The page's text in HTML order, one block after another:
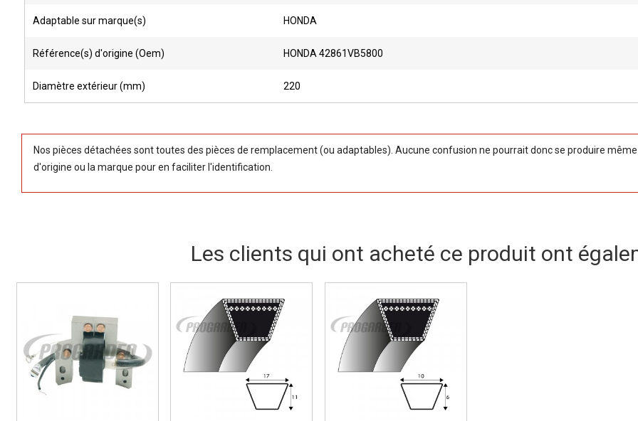
Adaptable sur marque(s) HONDA
Référence(s) d'origine (Oem) HONDA 42861VB5800
Diamètre extérieur (mm) 220
Nos pièces détachées sont toutes des pièces de remplacement (ou adaptables). Aucune confusion ne pourrait donc se produire
d'origine ou la marque pour en faciliter l'identification.
Les clients qui ont acheté ce produit ont